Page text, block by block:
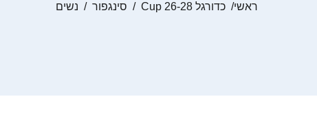
ראשי כדורגל Cup 26-28 סינגפור נשים